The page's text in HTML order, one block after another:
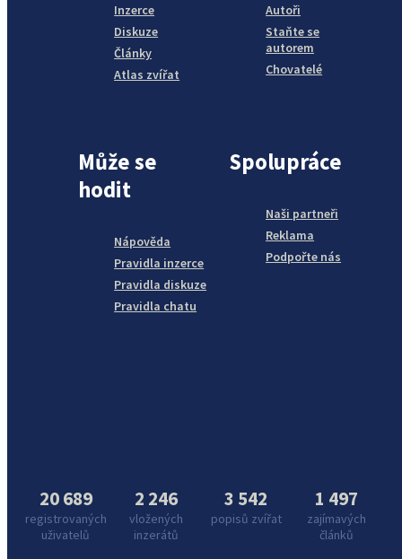
Inzerce
Diskuze
Články
Atlas zvířat
Autoři
Staňte se
autorem
Chovatelé
Může se
hodit
Nápověda
Pravidla inzerce
Pravidla diskuze
Pravidla chatu
Spolupráce
Naši partneři
Reklama
Podpořte nás
20 689
registrovaných
uživatelů
2 246
vložených
inzerátů
3 542
popisů zvířat
1 497
zajímavých
článků